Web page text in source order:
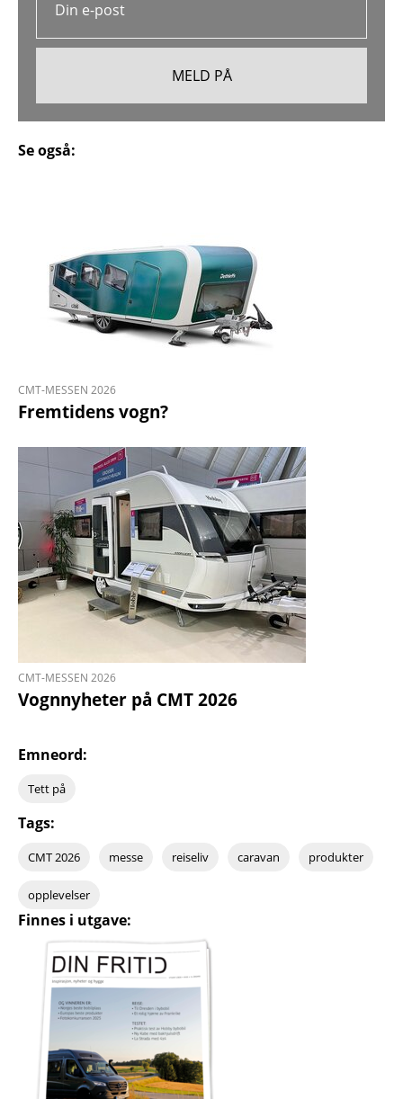
Se også:
CMT-MESSEN 2026
Fremtidens vogn?
CMT-MESSEN 2026
Vognnyheter på CMT 2026
Emneord:
Tett på
Tags:
CMT 2026 messe reiseliv caravan produkter
opplevelser
Finnes i utgave: